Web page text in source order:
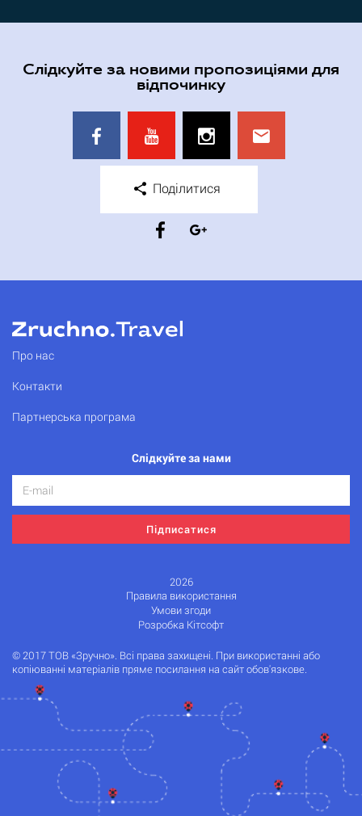
Слідкуйте за новими пропозиціями для
відпочинку
Поділитися
Про нас
Контакти
Партнерська програма
Слідкуйте за нами
Підписатися
2026
Правила використання
Умови згоди
Розробка Кітсофт
© 2017 ТОВ «Зручно». Всі права захищені. При використанні або
копіюванні матеріалів пряме посилання на сайт обов'язкове.